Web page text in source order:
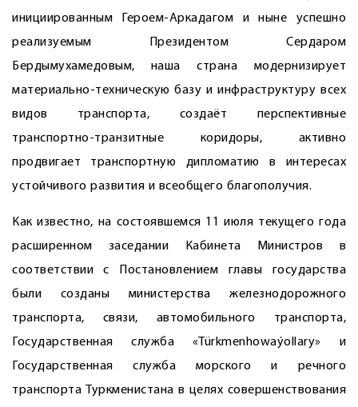
инициированным Героем-Аркадагом и ныне успешно
реализуемым Президентом Сердаром
Бердымухамедовым, наша страна модернизирует
материально-техническую базу и инфраструктуру всех
видов транспорта, создаёт перспективные
транспортно-транзитные коридоры, активно
продвигает транспортную дипломатию в интересах
устойчивого развития и всеобщего благополучия.
Как известно, на состоявшемся 11 июля текущего года
расширенном заседании Кабинета Министров в
соответствии с Постановлением главы государства
были созданы министерства железнодорожного
транспорта, связи, автомобильного транспорта,
Государственная служба «Türkmenhowaýollary» и
Государственная служба морского и речного
транспорта Туркменистана в целях совершенствования